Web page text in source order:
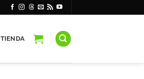
TIENDA